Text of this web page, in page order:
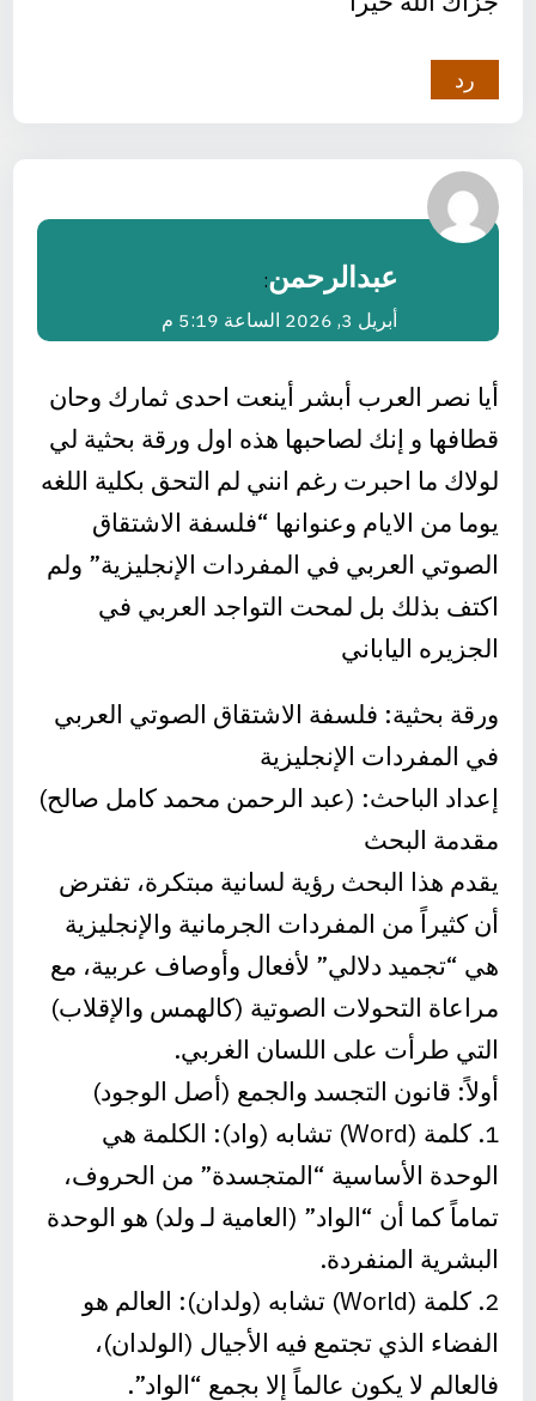
رد
عبدالرحمن:
أبريل 3, 2026 الساعة 5:19 م
أيا نصر العرب أبشر أينعت احدى ثمارك وحان
قطافها و إنك لصاحبها هذه اول ورقة بحثية لي
لولاك ما احبرت رغم انني لم التحق بكلية اللغه
يوما من الايام وعنوانها “فلسفة الاشتقاق
الصوتي العربي في المفردات الإنجليزية” ولم
اكتف بذلك بل لمحت التواجد العربي في
الجزيره الياباني
ورقة بحثية: فلسفة الاشتقاق الصوتي العربي
في المفردات الإنجليزية
إعداد الباحث: (عبد الرحمن محمد كامل صالح)
مقدمة البحث
يقدم هذا البحث رؤية لسانية مبتكرة، تفترض
أن كثيراً من المفردات الجرمانية والإنجليزية
هي “تجميد دلالي” لأفعال وأوصاف عربية، مع
مراعاة التحولات الصوتية (كالهمس والإقلاب)
التي طرأت على اللسان الغربي.
أولاً: قانون التجسد والجمع (أصل الوجود)
1. كلمة (Word) تشابه (واد): الكلمة هي
الوحدة الأساسية “المتجسدة” من الحروف،
تماماً كما أن “الواد” (العامية لـ ولد) هو الوحدة
البشرية المنفردة.
2. كلمة (World) تشابه (ولدان): العالم هو
الفضاء الذي تجتمع فيه الأجيال (الولدان)،
فالعالم لا يكون عالماً إلا بجمع “الواد”.